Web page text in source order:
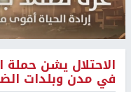
الاحتلال يشن
في مدن وبلدات